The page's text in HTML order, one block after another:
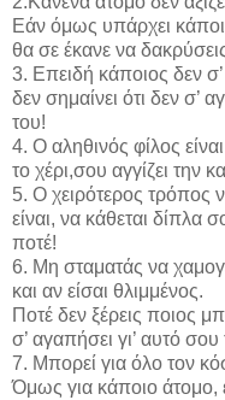
Εάν όμως υπάρχει
θα σε έκανε να
3. Επειδή κάποιος δεν
δεν σημαίνει ότι δεν σ’
του!
4. Ο αληθινός φίλος
το χέρι,σου αγγίζει την
5. Ο χειρότερος τρόπος
είναι, να κάθεται δίπλα
ποτέ!
6. Μη σταματάς να
και αν είσαι θλιμμένος.
Ποτέ δεν ξέρεις ποιος
σ’ αγαπήσει γι’ αυτό
7. Μπορεί για όλο τον
Όμως για κάποιο άτομο,